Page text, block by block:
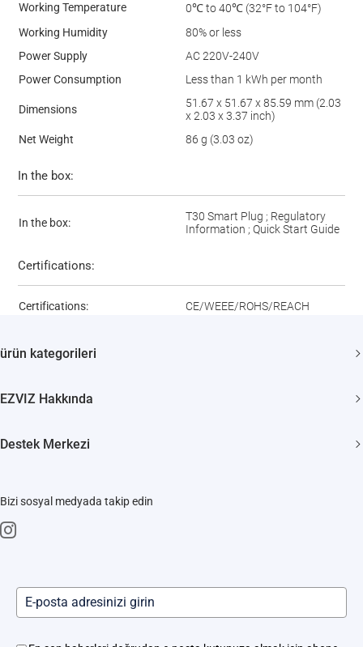
Working Temperature
0℃ to 40℃ (32°F to 104°F)
Working Humidity
80% or less
Power Supply
AC 220V-240V
Power Consumption
Less than 1 kWh per month
Dimensions
51.67 x 51.67 x 85.59 mm (2.03
x 2.03 x 3.37 inch)
Net Weight
86 g (3.03 oz)
In the box:
In the box:
T30 Smart Plug ; Regulatory
Information ; Quick Start Guide
Certifications:
Certifications: CE/WEEE/ROHS/REACH
ürün kategorileri
EZVIZ Hakkında
Haber odası
Trust Center
Destek Merkezi
İndir
Akıllı Kilit Servisleri
Yerinde Hizmet
Bizi sosyal medyada takip edin